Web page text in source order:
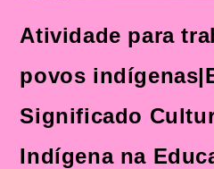
Atividade para
povos
Significado
Indígena na